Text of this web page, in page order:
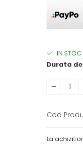
IN STOC
Durata
Cod
La